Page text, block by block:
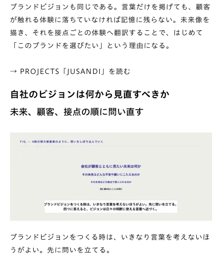
ブランドビジョンも同じである。言葉だけを掲げても、顧客
が触れる体験に落ちていなければ記憶に残らない。未来像を
描き、それを接点ごとの体験へ翻訳することで、はじめて
「このブランドを選びたい」という理由になる。
→ PROJECTS「JUSANDI」を読む
自社のビジョンは何から見直すべきか
未来、顧客、接点の順に問い直す
ブランドビジョンをつくる時は、いきなり言葉を考えないほ
うがよい。先に問いを立てる。